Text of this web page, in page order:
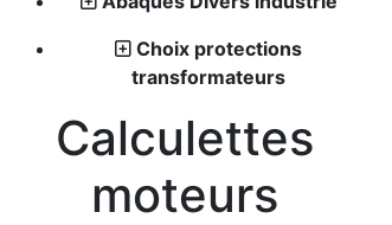
Choix protections
transformateurs
Calculettes
moteurs